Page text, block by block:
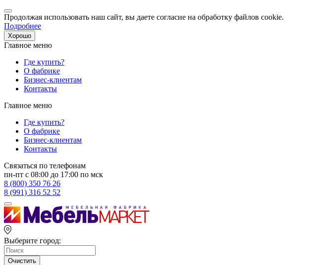
Продолжая использовать наш сайт, вы даете согласие на обработку файлов cookie.
Подробнее
Хорошо
Главное меню
Где купить?
О фабрике
Бизнес-клиентам
Контакты
Главное меню
Где купить?
О фабрике
Бизнес-клиентам
Контакты
Связаться по телефонам
пн-пт с 08:00 до 17:00 по мск
8 (800) 350 76 26
8 (991) 316 52 52
Выберите город:
Очистить